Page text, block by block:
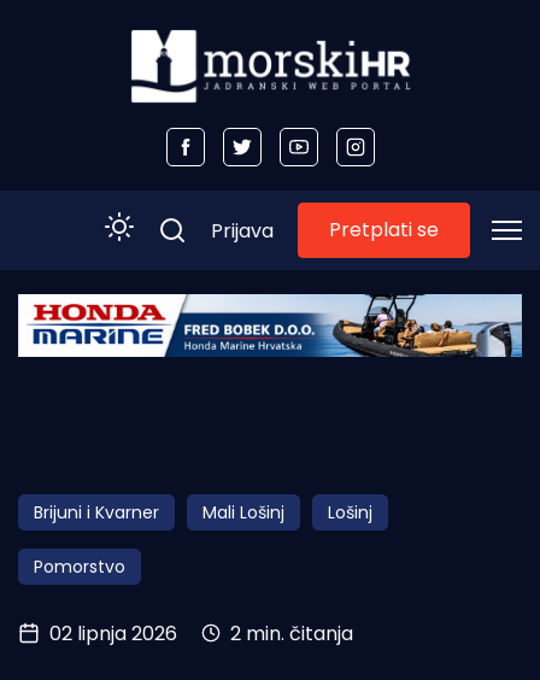
Početna
Obala
Otoci
Turizam i nautika
Pomorstvo
Prijava Pretplati se
Brijuni i Kvarner Mali Lošinj Lošinj
Pomorstvo
02 lipnja 2026 2 min. čitanja